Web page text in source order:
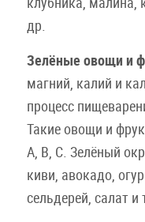
др.
Зелёные овощи и
магний, калий и
процесс
Такие овощи и
А, В, С. Зелёный
киви, авокадо,
сельдерей, салат и